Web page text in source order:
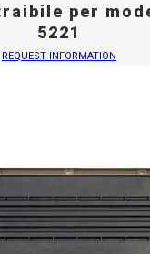
per
5221
REQUEST INFORMATION